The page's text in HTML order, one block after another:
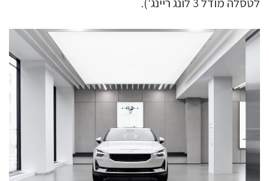
לטסלה מודל 3 לונג ריינג').